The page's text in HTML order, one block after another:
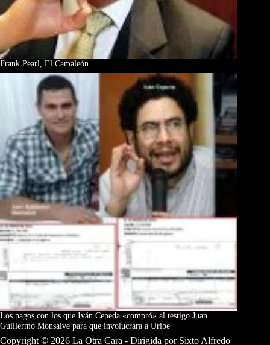
Frank Pearl, El Camaleón
Los pagos con los que Iván Cepeda «compró» al testigo Juan
Guillermo Monsalve para que involucrara a Uribe
Copyright © 2026 La Otra Cara - Dirigida por Sixto Alfredo